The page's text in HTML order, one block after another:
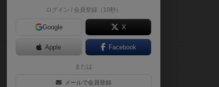
ログイン / 会員登録（10秒）
Google X
Apple Facebook
または
メールで会員登録
掲示板・トピックス
ボドとも・会員一覧
ボードゲーム業界コラム
ボドゲーマご利用案内